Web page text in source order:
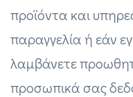
προϊόντα και
παραγγελία ή εάν
λαμβάνετε
προσωπικά σας